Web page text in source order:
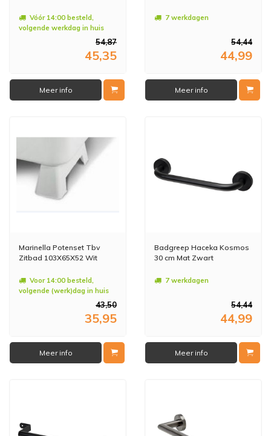
Vóór 14:00 besteld,
volgende werkdag in huis
54,87
45,35
Meer info
7 werkdagen
54,44
44,99
Meer info
Marinella Potenset Tbv
Zitbad 103X65X52 Wit
Voor 14:00 besteld,
volgende (werk)dag in huis
43,50
35,95
Meer info
Badgreep Haceka Kosmos
30 cm Mat Zwart
7 werkdagen
54,44
44,99
Meer info